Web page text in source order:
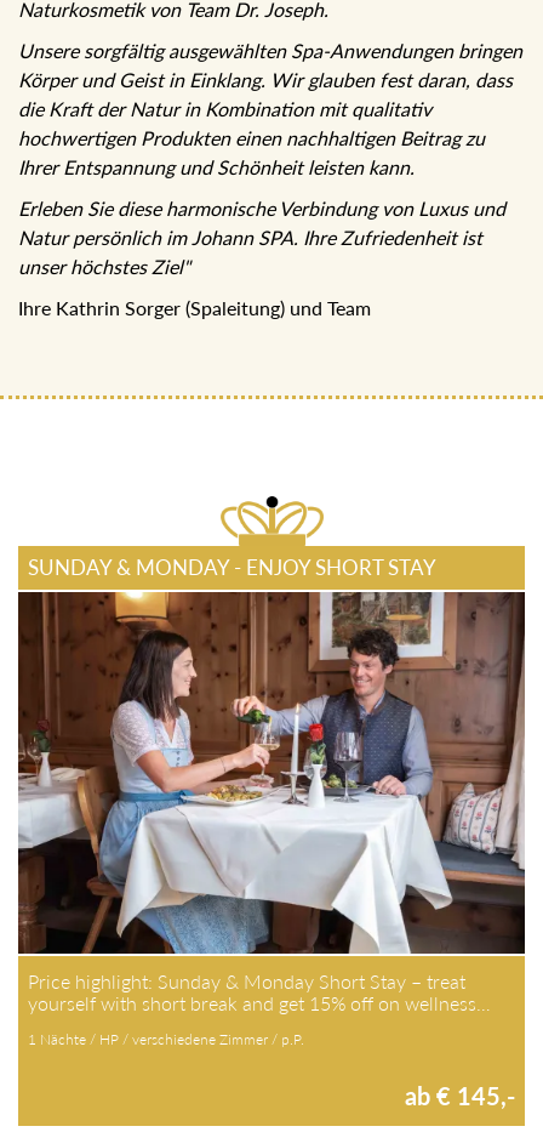
Naturkosmetik von Team Dr. Joseph.
Unsere sorgfältig ausgewählten Spa-Anwendungen bringen
Körper und Geist in Einklang. Wir glauben fest daran, dass
die Kraft der Natur in Kombination mit qualitativ
hochwertigen Produkten einen nachhaltigen Beitrag zu
Ihrer Entspannung und Schönheit leisten kann.
Erleben Sie diese harmonische Verbindung von Luxus und
Natur persönlich im Johann SPA. Ihre Zufriedenheit ist
unser höchstes Ziel"
Ihre Kathrin Sorger (Spaleitung) und Team
SUNDAY & MONDAY - ENJOY SHORT STAY
Price highlight: Sunday & Monday Short Stay – treat
yourself with short break and get 15% off on wellness…
1 Nächte / HP / verschiedene Zimmer / p.P.
ab € 145,-